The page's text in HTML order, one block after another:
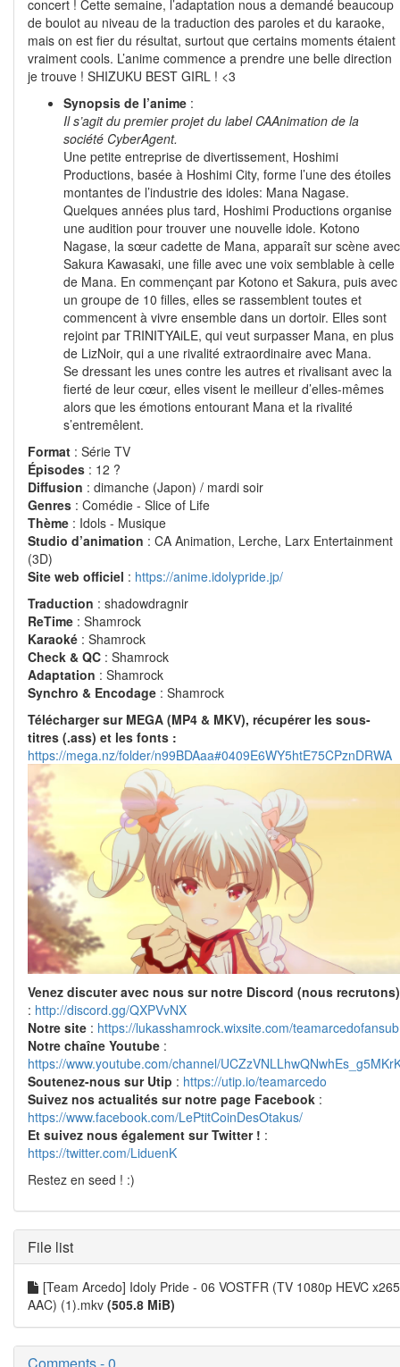
concert ! Cette semaine, l’adaptation nous a demandé beaucoup
de boulot au niveau de la traduction des paroles et du karaoke,
mais on est fier du résultat, surtout que certains moments étaient
vraiment cools. L’anime commence a prendre une belle direction
je trouve ! SHIZUKU BEST GIRL ! <3
Synopsis de l’anime :
Il s’agit du premier projet du label CAAnimation de la
société CyberAgent.
Une petite entreprise de divertissement, Hoshimi
Productions, basée à Hoshimi City, forme l’une des étoiles
montantes de l’industrie des idoles: Mana Nagase.
Quelques années plus tard, Hoshimi Productions organise
une audition pour trouver une nouvelle idole. Kotono
Nagase, la sœur cadette de Mana, apparaît sur scène avec
Sakura Kawasaki, une fille avec une voix semblable à celle
de Mana. En commençant par Kotono et Sakura, puis avec
un groupe de 10 filles, elles se rassemblent toutes et
commencent à vivre ensemble dans un dortoir. Elles sont
rejoint par TRINITYAiLE, qui veut surpasser Mana, en plus
de LizNoir, qui a une rivalité extraordinaire avec Mana.
Se dressant les unes contre les autres et rivalisant avec la
fierté de leur cœur, elles visent le meilleur d’elles-mêmes
alors que les émotions entourant Mana et la rivalité
s’entremêlent.
Format : Série TV
Épisodes : 12 ?
Diffusion : dimanche (Japon) / mardi soir
Genres : Comédie - Slice of Life
Thème : Idols - Musique
Studio d’animation : CA Animation, Lerche, Larx Entertainment
(3D)
Site web officiel : https://anime.idolypride.jp/
Traduction : shadowdragnir
ReTime : Shamrock
Karaoké : Shamrock
Check & QC : Shamrock
Adaptation : Shamrock
Synchro & Encodage : Shamrock
Télécharger sur MEGA (MP4 & MKV), récupérer les sous-
titres (.ass) et les fonts :
https://mega.nz/folder/n99BDAaa#0409E6WY5htE75CPznDRWA
Venez discuter avec nous sur notre Discord (nous recrutons)
: http://discord.gg/QXPVvNX
Notre site : https://lukasshamrock.wixsite.com/teamarcedofansub
Notre chaîne Youtube :
https://www.youtube.com/channel/
Soutenez-nous sur Utip : https://utip.io/teamarcedo
Suivez nos actualités sur notre page Facebook :
https://www.facebook.com/LePtitCoinDesOtakus/
Et suivez nous également sur Twitter ! :
https://twitter.com/LiduenK
Restez en seed ! :)
File list
[Team Arcedo] Idoly Pride - 06 VOSTFR (TV 1080p HEVC x265
AAC) (1).mkv (505.8 MiB)